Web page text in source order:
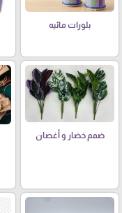
بلورات مائيه
ضمم خضار و أغصان